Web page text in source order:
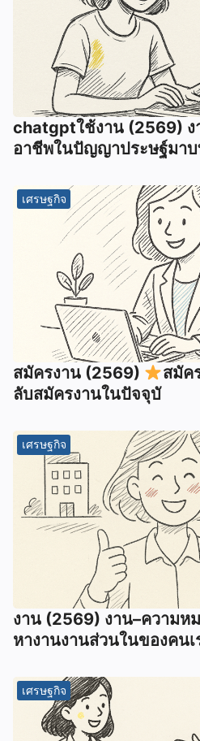
chatgptใช้งาน (2569)
อาชีพในปัญญาประษฐ์มา
เศรษฐกิจ
สมัครงาน (2569)
สมัค
ลับสมัครงานในปัจจุบั
เศรษฐกิจ
งาน (2569) งาน–ความห
หางานงานส่วนในของคนเ
เศรษฐกิจ